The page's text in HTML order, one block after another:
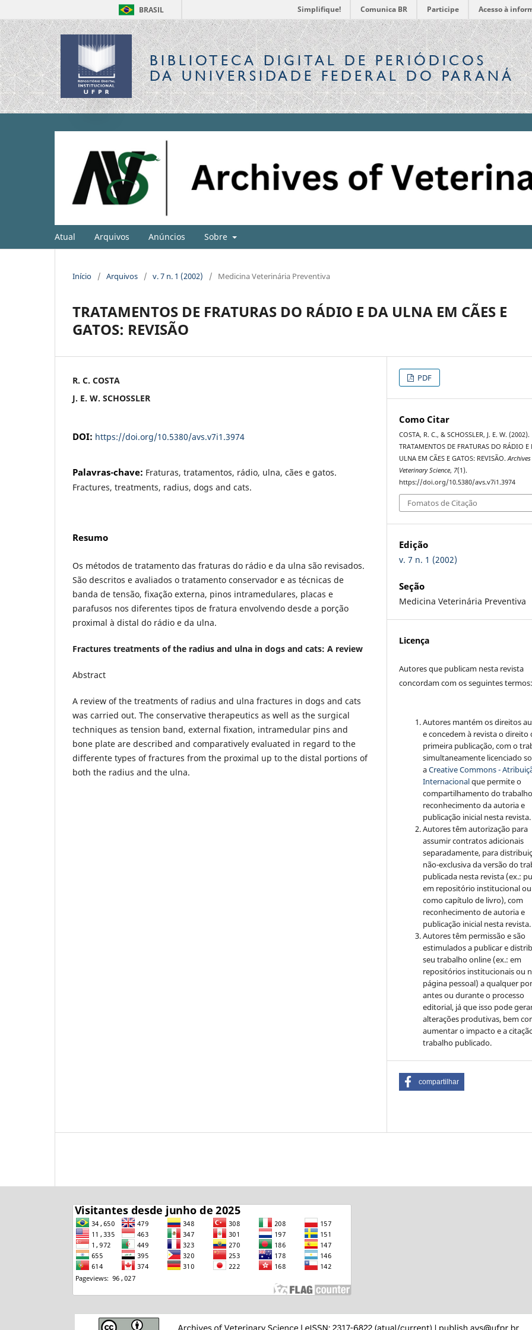
BRASIL Simplifique! Comunica BR Participe Acesso à
BIBLIOTECA DIGITALDE PERIÓDICOS
DA UNIVERSIDADE FEDERAL DO PARANÁ
Atual Arquivos Anúncios Sobre
Início / Arquivos / v. 7 n. 1 (2002) / Medicina Veterinária Preventiva
TRATAMENTOS DE FRATURAS DO RÁDIO E DA ULNA EM CÃES E
GATOS: REVISÃO
R. C. COSTA
J. E. W. SCHOSSLER
DOI: https://doi.org/10.5380/avs.v7i1.3974
Palavras-chave: Fraturas, tratamentos, rádio, ulna, cães e gatos.
Fractures, treatments, radius, dogs and cats.
Resumo
Os métodos de tratamento das fraturas do rádio e da ulna são revisados.
São descritos e avaliados o tratamento conservador e as técnicas de
banda de tensão, fixação externa, pinos intramedulares, placas e
parafusos nos diferentes tipos de fratura envolvendo desde a porção
proximal à distal do rádio e da ulna.
Fractures treatments of the radius and ulna in dogs and cats: A review
Abstract
A review of the treatments of radius and ulna fractures in dogs and cats
was carried out. The conservative therapeutics as well as the surgical
techniques as tension band, external fixation, intramedular pins and
bone plate are described and comparatively evaluated in regard to the
differente types of fractures from the proximal up to the distal portions of
both the radius and the ulna.
PDF
Como Citar
COSTA, R. C., & SCHOSSLER, J. E. W. (2002).
TRATAMENTOS DE FRATURAS DO RÁDIO E
ULNA EM CÃES E GATOS: REVISÃO.
Veterinary Science, 7(1).
https://doi.org/10.5380/avs.v7i1.3974
Fomatos de Citação
Edição
v. 7 n. 1 (2002)
Seção
Medicina Veterinária Preventiva
Licença
Autores que publicam nesta revista
concordam com os seguintes termos:
Autores mantém os direitos
e concedem à revista o direito
primeira publicação, com o
simultaneamente licenciado
aCreative Commons -
Internacionalque permite o
compartilhamento do
reconhecimento da autoria e
publicação inicial nesta revista.
Autores têm autorização para
assumir contratos adicionais
separadamente, para
não-exclusiva da versão do
publicada nesta revista (ex.:
em repositório institucional ou
como capítulo de livro), com
reconhecimento de autoria e
publicação inicial nesta revista.
Autores têm permissão e são
estimulados a publicar e
seu trabalho online (ex.: em
repositórios institucionais ou
página pessoal) a qualquer
antes ou durante o processo
editorial, já que isso pode
alterações produtivas, bem
aumentar o impacto e a
trabalho publicado.
compartilhar